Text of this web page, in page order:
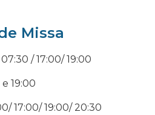
Missa
07:30 / 17:00/ 19:00
19:00
17:00/ 19:00/ 20:30